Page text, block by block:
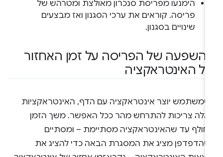
הימנעו מפריסת סנכרון מאולצת ומטרהש של
פריסה. קוראים את ערכי הסגנון ואז מבצעים
שינויים בסגנון.
של הפריסה על זמן האחזור
האינטראקציה
יוצר אינטראקציה עם הדף, האינטראקציות
צריכות להתרחש מהר ככל האפשר. משך הזמן
עד שהאינטראקציה מסתיימת – ומסתיים
מציג את המסגרת הבאה כדי להציג את